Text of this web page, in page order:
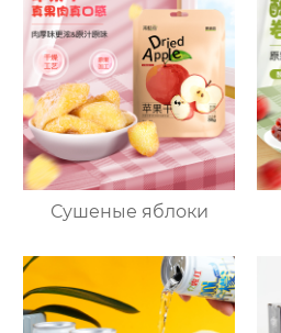
Сушеные яблоки